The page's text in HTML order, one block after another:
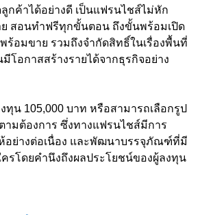
กค้าได้อย่างดี เป็นแฟรนไชส์ไม่หัก
ย สอนทำฟรีทุกขั้นตอน ถึงขั้นพร้อมเปิด
อมขาย รวมถึงจำกัดสิทธิ์ในเรื่องพื้นที่
โอกาสสร้างรายได้จากธุรกิจอย่าง
ทุน 105,000 บาท หรือสามารถเลือกรูป
ามต้องการ ซึ่งทางแฟรนไชส์มีการ
ย่างต่อเนื่อง และพัฒนาบรรจุภัณฑ์ที่มี
รโดยคำนึงถึงผลประโยชน์ของผู้ลงทุน